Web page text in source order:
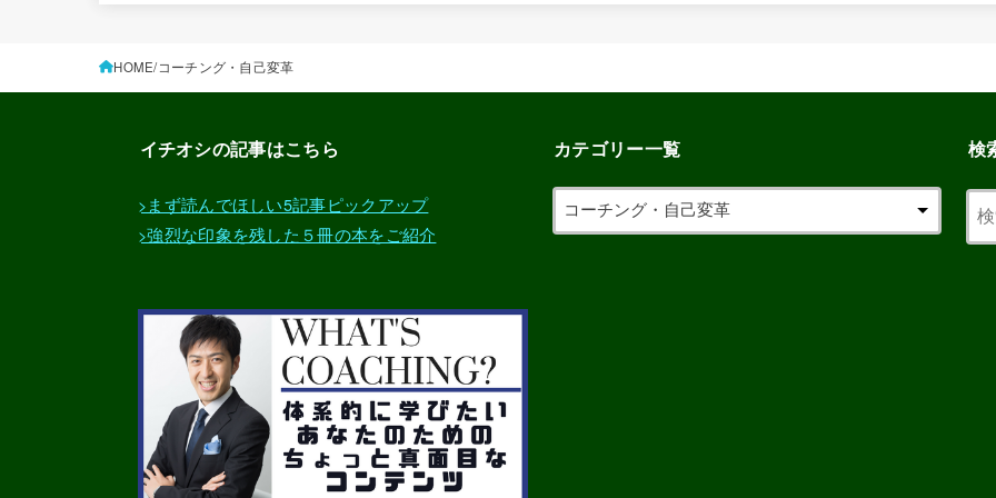
HOME コーチング・自己変革
イチオシの記事はこちら
>まず読んでほしい5記事ピックアップ
>強烈な印象を残した５冊の本をご紹介
カテゴリー一覧 検